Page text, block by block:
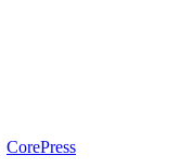
CorePress